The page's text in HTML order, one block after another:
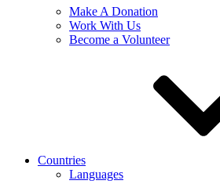
Make A Donation
Work With Us
Become a Volunteer
Countries
Languages